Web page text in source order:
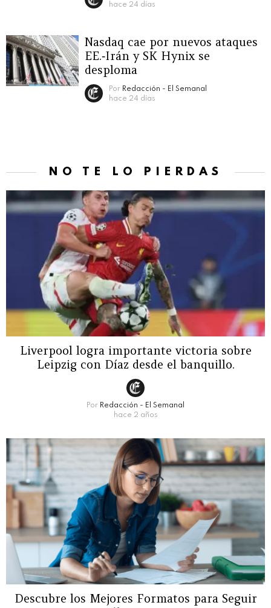
hace 24 días
Nasdaq cae por nuevos ataques
EE.‑Irán y SK Hynix se
desploma
Por Redacción - El Semanal
hace 24 días
NO TE LO PIERDAS
Liverpool logra importante victoria sobre
Leipzig con Díaz desde el banquillo.
Por Redacción - El Semanal
hace 2 años
Descubre los Mejores Formatos para Seguir